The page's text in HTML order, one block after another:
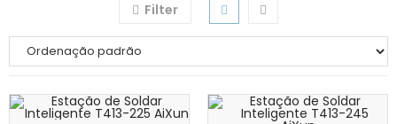
Filter